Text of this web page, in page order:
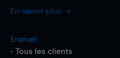
En savoir plus
Eramet
- Tous les clients